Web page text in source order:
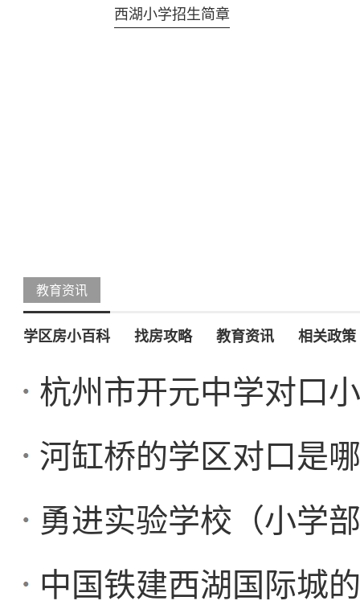
西湖小学招生简章
教育资讯
学区房小百科 找房攻略 教育资讯 相关政策
杭州市开元中学对口
河缸桥的学区对口是
勇进实验学校（小学
中国铁建西湖国际城